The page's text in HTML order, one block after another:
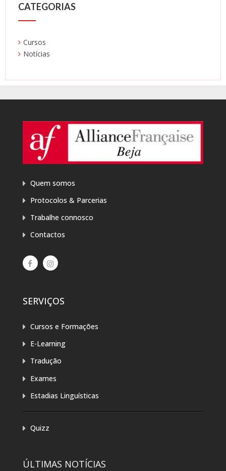
CATEGORIAS
Cursos
Notícias
Quem somos
Protocolos & Parcerias
Trabalhe connosco
Contactos
SERVIÇOS
Cursos e Formações
E-Learning
Tradução
Exames
Estadias Linguísticas
Quizz
ÚLTIMAS NOTÍCIAS